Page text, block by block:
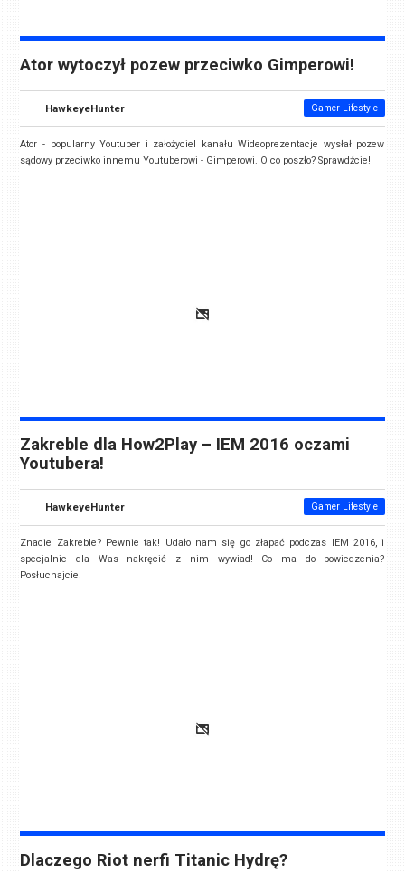
Ator wytoczył pozew przeciwko Gimperowi!
HawkeyeHunter Gamer Lifestyle
Ator - popularny Youtuber i założyciel kanału Wideoprezentacje wysłał pozew
sądowy przeciwko innemu Youtuberowi - Gimperowi. O co poszło? Sprawdźcie!
Zakreble dla How2Play – IEM 2016 oczami
Youtubera!
HawkeyeHunter Gamer Lifestyle
Znacie Zakreble? Pewnie tak! Udało nam się go złapać podczas IEM 2016, i
specjalnie dla Was nakręcić z nim wywiad! Co ma do powiedzenia?
Posłuchajcie!
Dlaczego Riot nerfi Titanic Hydrę?